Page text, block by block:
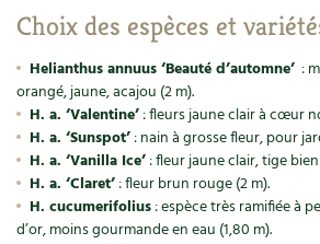
Gestion de l’eau
Entretien de la maison
Décoration et petit bricolage
Santé et bien-être
Les plantes et leurs vertus
Liste des pépiniéristes
Mieux consommer
Choix des espèces et
Helianthus annuus ‘Beauté d’automne’:
orangé, jaune, acajou (2 m).
H. a. ‘Valentine’: fleurs jaune clair à cœur
H. a. ‘Sunspot’: nain à grosse fleur, pour
H. a. ‘Vanilla Ice’: fleur jaune clair, tige bien
H. a. ‘Claret’: fleur brun rouge (2 m).
H. cucumerifolius: espèce très ramifiée à
d’or, moins gourmande en eau (1,80 m).